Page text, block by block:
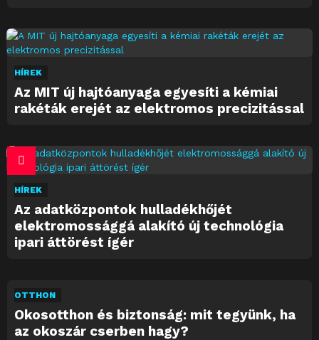
HÍREK
Az MIT új hajtóanyaga egyesíti a kémiai
rakéták erejét az elektromos precizitással
HÍREK
Az adatközpontok hulladékhőjét
elektromossággá alakító új technológia
ipari áttörést ígér
OTTHON
Okosotthon és biztonság: mit tegyünk, ha
az okoszár cserben hagy?